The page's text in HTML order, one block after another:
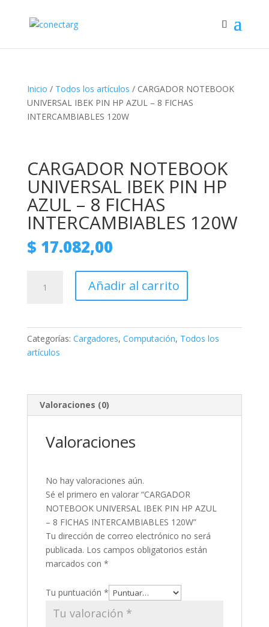
Inicio / Todos los artículos / CARGADOR NOTEBOOK
UNIVERSAL IBEK PIN HP AZUL – 8 FICHAS
INTERCAMBIABLES 120W
CARGADOR NOTEBOOK
UNIVERSAL IBEK PIN HP
AZUL – 8 FICHAS
INTERCAMBIABLES 120W
$ 17.082,00
NOTEBOOK
FICHAS
INTERCAMBIABLES
cantidad
Añadir al carrito
Categorías: Cargadores, Computación, Todos los
artículos
Valoraciones (0)
Valoraciones
No hay valoraciones aún.
Sé el primero en valorar “CARGADOR
NOTEBOOK UNIVERSAL IBEK PIN HP AZUL
– 8 FICHAS INTERCAMBIABLES 120W”
Tu dirección de correo electrónico no será
publicada. Los campos obligatorios están
marcados con *
Tu puntuación *